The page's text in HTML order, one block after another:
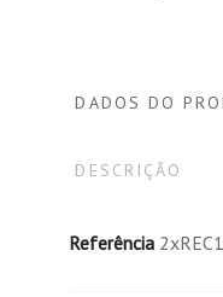
DADOS DO
DESCRIÇÃO
Referência